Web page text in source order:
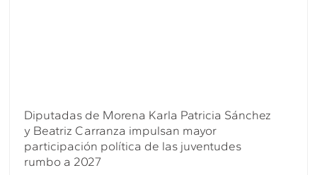
Diputadas de Morena Karla Patricia Sánchez
y Beatriz Carranza impulsan mayor
participación política de las juventudes
rumbo a 2027